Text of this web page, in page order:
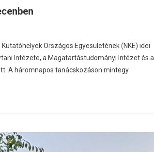
Országos Egyesületének (NKE) idei
Intézete, a Magatartástudományi Intézet és a
A háromnapos tanácskozáson mintegy